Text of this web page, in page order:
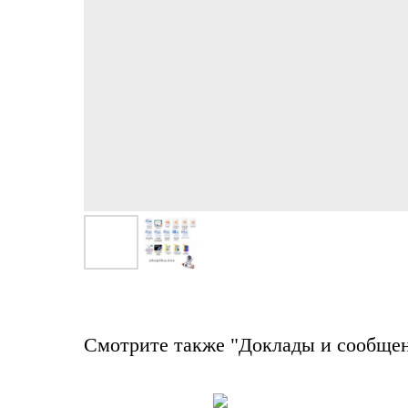
Смотрите также "Доклады и